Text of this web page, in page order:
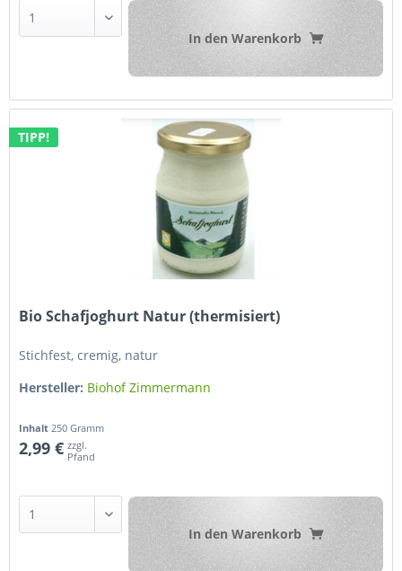
In den Warenkorb
TIPP!
Bio Schafjoghurt Natur (thermisiert)
Stichfest, cremig, natur
Hersteller: Biohof Zimmermann
Inhalt 250 Gramm
2,99 € zzgl.
Pfand
In den Warenkorb